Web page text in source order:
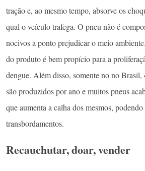
tração e, ao mesmo tempo, absorve os
qual o veículo trafega. O pneu não é
nocivos a ponto prejudicar o meio
do produto é bem propício para a
dengue. Além disso, somente no no Brasil,
são produzidos por ano e muitos pneus
que aumenta a calha dos mesmos, podendo
transbordamentos.
Recauchutar, doar, vender